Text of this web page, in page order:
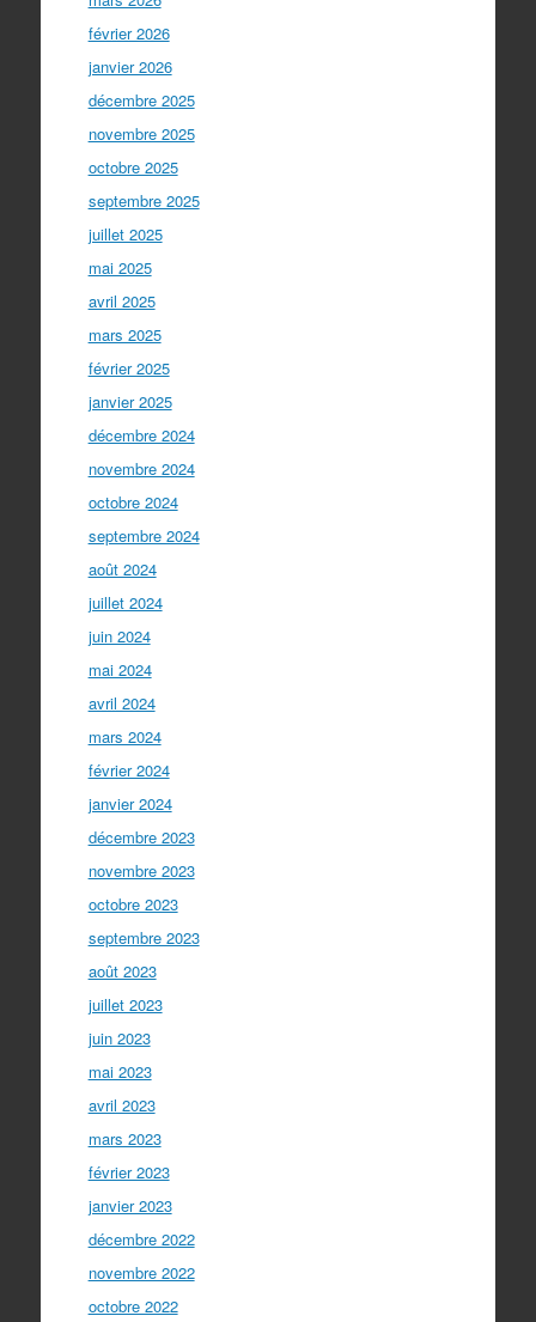
février 2026
janvier 2026
décembre 2025
novembre 2025
octobre 2025
septembre 2025
juillet 2025
mai 2025
avril 2025
mars 2025
février 2025
janvier 2025
décembre 2024
novembre 2024
octobre 2024
septembre 2024
août 2024
juillet 2024
juin 2024
mai 2024
avril 2024
mars 2024
février 2024
janvier 2024
décembre 2023
novembre 2023
octobre 2023
septembre 2023
août 2023
juillet 2023
juin 2023
mai 2023
avril 2023
mars 2023
février 2023
janvier 2023
décembre 2022
novembre 2022
octobre 2022